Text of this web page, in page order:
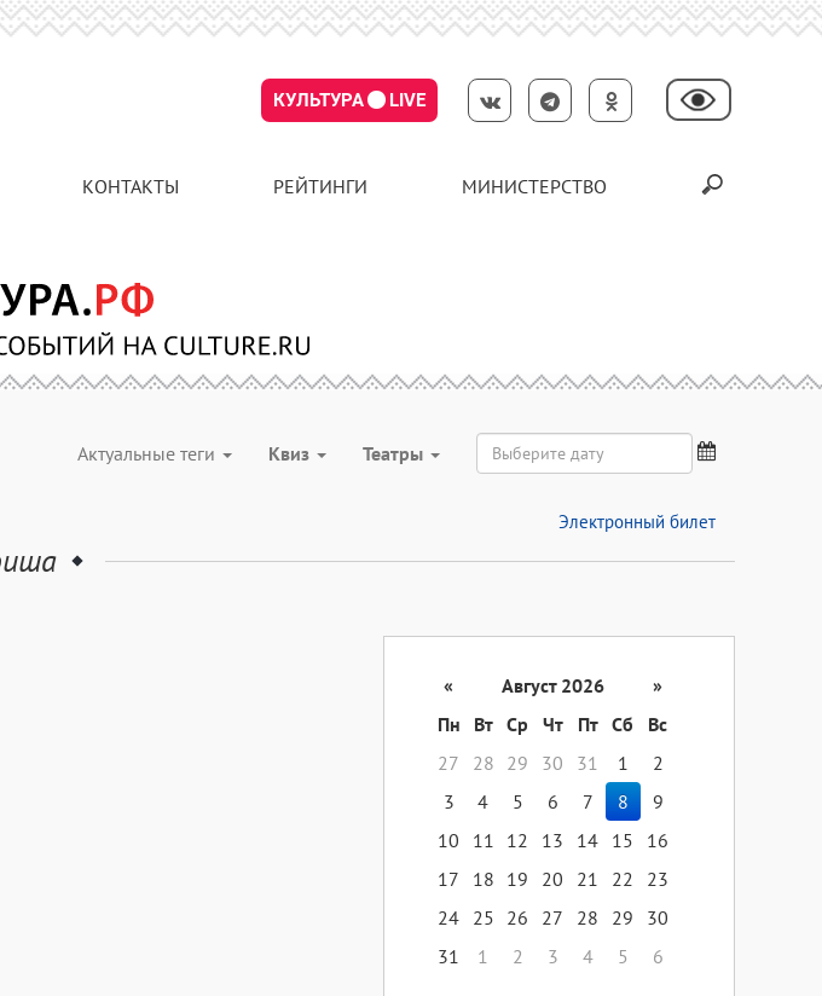
КУЛЬТУРА LIVE
КОНТАКТЫ РЕЙТИНГИ МИНИСТЕРСТВО
Актуальные теги Квиз Театры
Электронный билет
« Август 2026
»
Пн
Вт Ср Чт Пт Сб
Вс
27
28 29 30 31 1
2
3
4 5 6 7 8
9
10
11 12 13 14 15
16
17
18 19 20 21 22
23
24 25 26 27 28 29
30
31
1 2 3 4 5 6